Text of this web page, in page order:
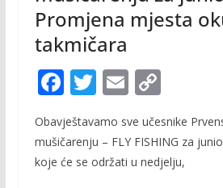
Promjena mjesta
takmičara
F
ac
e
b
T
itt
er
E
m
ai
l
C
o
p
y
Obavještavamo sve učesnike
mušičarenju – FLY FISHING za
koje će se održati u nedjelju,